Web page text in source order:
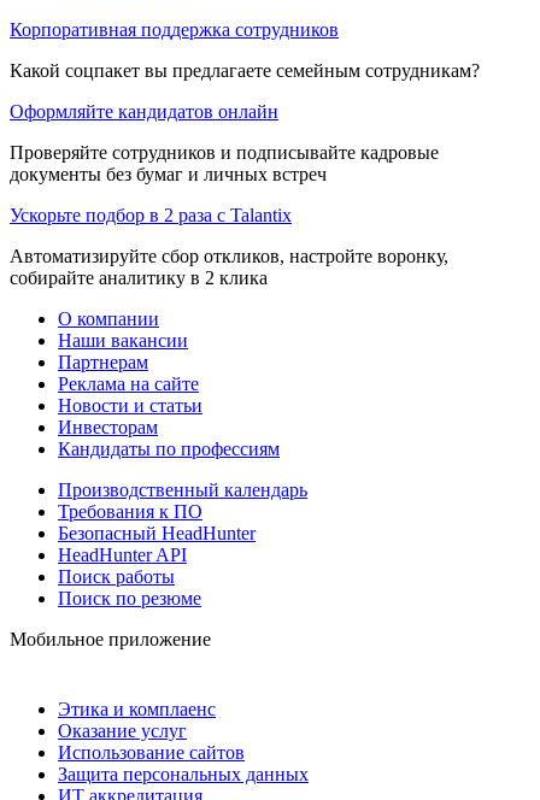
Корпоративная поддержка сотрудников
Какой соцпакет вы предлагаете семейным сотрудникам?
Оформляйте кандидатов онлайн
Проверяйте сотрудников и подписывайте кадровые
документы без бумаг и личных встреч
Ускорьте подбор в 2 раза с Talantix
Автоматизируйте сбор откликов, настройте воронку,
собирайте аналитику в 2 клика
О компании
Наши вакансии
Партнерам
Реклама на сайте
Новости и статьи
Инвесторам
Кандидаты по профессиям
Производственный календарь
Требования к ПО
Безопасный HeadHunter
HeadHunter API
Поиск работы
Поиск по резюме
Мобильное приложение
Этика и комплаенс
Оказание услуг
Использование сайтов
Защита персональных данных
ИТ аккредитация